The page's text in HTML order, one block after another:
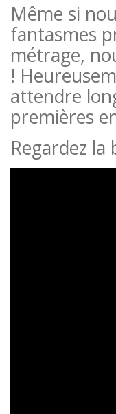
Même si
fantasmes
métrage,
!
attendre
premières
Regardez la